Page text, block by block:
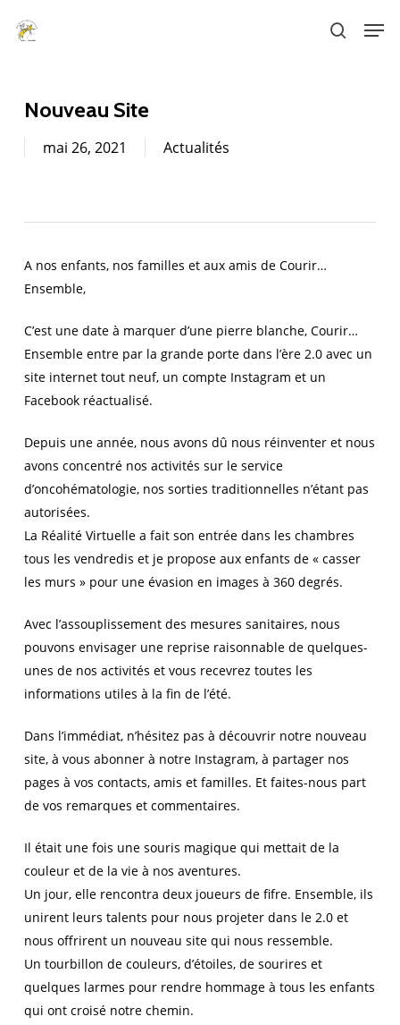
search
Nouveau Site
mai 26, 2021 Actualités
A nos enfants, nos familles et aux amis de Courir…
Ensemble,
C’est une date à marquer d’une pierre blanche, Courir…
Ensemble entre par la grande porte dans l’ère 2.0 avec un
site internet tout neuf, un compte Instagram et un
Facebook réactualisé.
Depuis une année, nous avons dû nous réinventer et nous
avons concentré nos activités sur le service
d’oncohématologie, nos sorties traditionnelles n’étant pas
autorisées.
La Réalité Virtuelle a fait son entrée dans les chambres
tous les vendredis et je propose aux enfants de « casser
les murs » pour une évasion en images à 360 degrés.
Avec l’assouplissement des mesures sanitaires, nous
pouvons envisager une reprise raisonnable de quelques-
unes de nos activités et vous recevrez toutes les
informations utiles à la fin de l’été.
Dans l’immédiat, n’hésitez pas à découvrir notre nouveau
site, à vous abonner à notre Instagram, à partager nos
pages à vos contacts, amis et familles. Et faites-nous part
de vos remarques et commentaires.
Il était une fois une souris magique qui mettait de la
couleur et de la vie à nos aventures.
Un jour, elle rencontra deux joueurs de fifre. Ensemble, ils
unirent leurs talents pour nous projeter dans le 2.0 et
nous offrirent un nouveau site qui nous ressemble.
Un tourbillon de couleurs, d’étoiles, de sourires et
quelques larmes pour rendre hommage à tous les enfants
qui ont croisé notre chemin.